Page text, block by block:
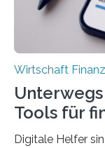
Wirtschaft
Tools für
Digitale Helfer